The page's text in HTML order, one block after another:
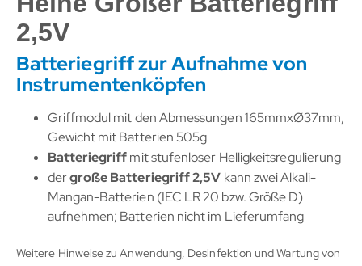
2,5V
Batteriegriff zur Aufnahme von
Instrumentenköpfen
Griffmodul mit den Abmessungen 165mmxØ37mm,
Gewicht mit Batterien 505g
Batteriegriffmit stufenloser Helligkeitsregulierung
dergroße Batteriegriff 2,5V kann zwei Alkali-
Mangan-Batterien (IEC LR 20 bzw. Größe D)
aufnehmen; Batterien nicht im Lieferumfang
Weitere Hinweise zu Anwendung, Desinfektion und Wartung von